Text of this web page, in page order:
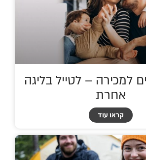
למכירה – לטייל בליגה
אחרת
קראו עוד